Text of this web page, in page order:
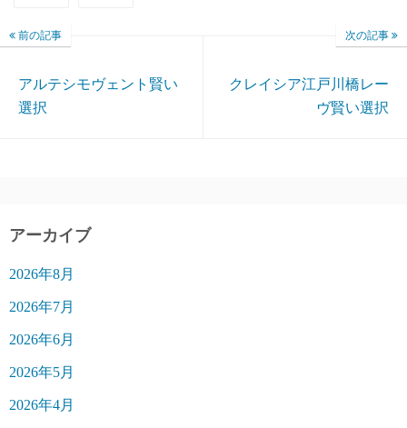
前の記事
アルテシモヴェント賢い
選択
次の記事
クレイシア江戸川橋レー
ヴ賢い選択
アーカイブ
2026年8月
2026年7月
2026年6月
2026年5月
2026年4月